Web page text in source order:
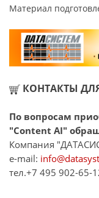
Материал
КОНТАКТЫ
По вопросам
"Content AI"
Компания
e-mail:
тел.+7 495 902-65-